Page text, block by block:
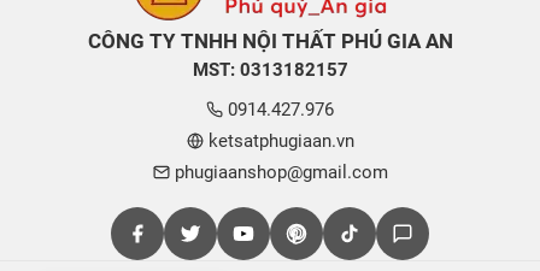
CÔNG TY TNHH NỘI THẤT PHÚ GIA AN
MST: 0313182157
0914.427.976
ketsatphugiaan.vn
phugiaanshop@gmail.com